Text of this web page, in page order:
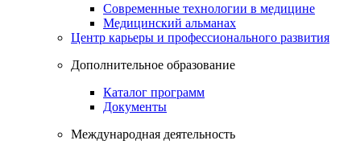
Современные технологии в медицине
Медицинский альманах
Центр карьеры и профессионального развития
Дополнительное образование
Каталог программ
Документы
Международная деятельность